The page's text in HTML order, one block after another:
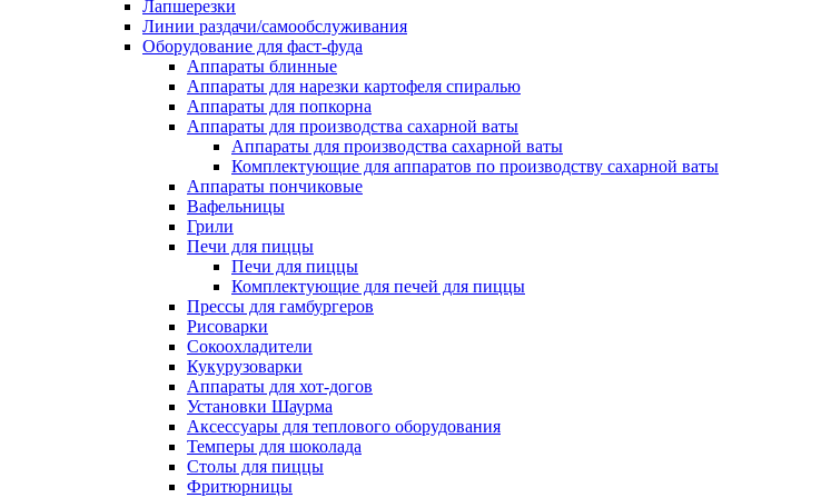
Лапшерезки
Линии раздачи/самообслуживания
Оборудование для фаст-фуда
Аппараты блинные
Аппараты для нарезки картофеля спиралью
Аппараты для попкорна
Аппараты для производства сахарной ваты
Аппараты для производства сахарной ваты
Комплектующие для аппаратов по производству сахарной ваты
Аппараты пончиковые
Вафельницы
Грили
Печи для пиццы
Печи для пиццы
Комплектующие для печей для пиццы
Прессы для гамбургеров
Рисоварки
Сокоохладители
Кукурузоварки
Аппараты для хот-догов
Установки Шаурма
Аксессуары для теплового оборудования
Темперы для шоколада
Столы для пиццы
Фритюрницы